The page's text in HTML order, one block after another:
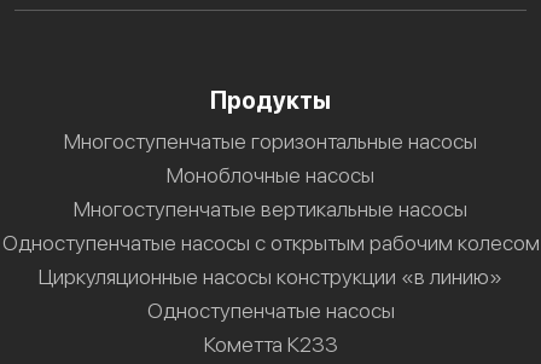
Продукты
Многоступенчатые горизонтальные насосы
Моноблочные насосы
Многоступенчатые вертикальные насосы
Одноступенчатые насосы с открытым рабочим колесом
Циркуляционные насосы конструкции «в линию»
Одноступенчатые насосы
Кометта К233